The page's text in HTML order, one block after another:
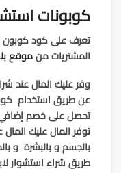
كوبونات
تعرف علىكود كوبون 2021 حصري
المشتريات منموقع
وفر عليك المال عند
عن طريق استخدام
تحصل على خصم
بالجسم و بالبشرة و
طريق شراءاستشوار